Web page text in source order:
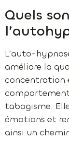
Quels
L’auto-
améliore la
concentration
tabagisme.
émotions et
ainsi un